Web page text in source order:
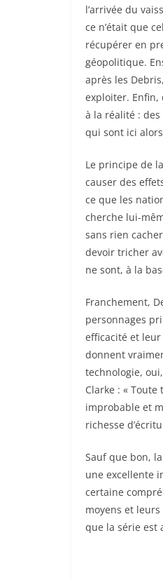
l’arrivée du
ce n’était que
récupérer en
géopolitique.
après les
exploiter. Enfin,
à la réalité :
qui sont ici
Le principe de
causer des
ce que les
cherche lui-
sans rien
devoir tricher
ne sont, à la
Franchement,
personnages
efficacité et
donnent
technologie,
Clarke : «
improbable et
richesse
Sauf que bon,
une excellente
certaine
moyens et
que la série est